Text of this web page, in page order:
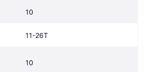
10
11-26T
10